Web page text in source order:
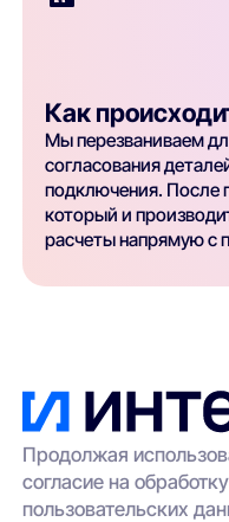
Как
Мы перезваниваем
согласования
подключения. После
который и
расчеты напрямую с
Продолжая
согласие на
пользовательских